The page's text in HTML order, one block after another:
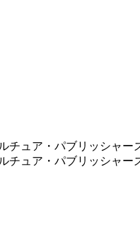
チュア・パブリッシャー
チュア・パブリッシャー